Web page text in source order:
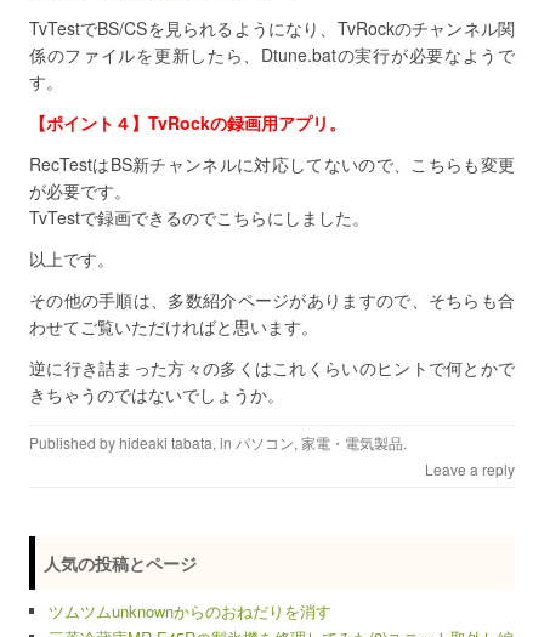
TvTestでBS/CSを見られるようになり、TvRockのチャンネル関
係のファイルを更新したら、Dtune.batの実行が必要なようで
す。
【ポイント４】TvRockの録画用アプリ。
RecTestはBS新チャンネルに対応してないので、こちらも変更
が必要です。
TvTestで録画できるのでこちらにしました。
以上です。
その他の手順は、多数紹介ページがありますので、そちらも合
わせてご覧いただければと思います。
逆に行き詰まった方々の多くはこれくらいのヒントで何とかで
きちゃうのではないでしょうか。
Published by hideaki tabata, in パソコン, 家電・電気製品.
Leave a reply
人気の投稿とページ
ツムツムunknownからのおねだりを消す